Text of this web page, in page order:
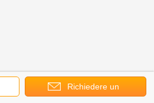
Richiedere un